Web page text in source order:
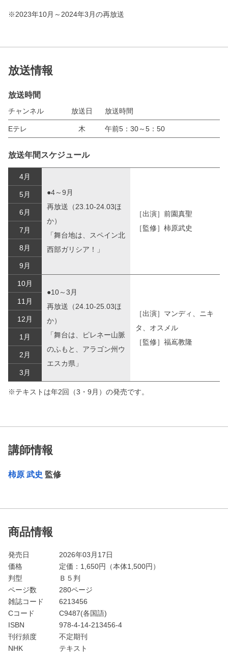
※2023年10月～2024年3月の再放送
放送情報
放送時間
チャンネル 放送日 放送時間
Eテレ 木 午前5：30～5：50
放送年間スケジュール
4月
●4～9月
再放送（23.10-24.03ほ
か）
「舞台地は、スペイン北
西部ガリシア！」
［出演］前園真聖
［監修］柿原武史
5月
6月
7月
8月
9月
10月
●10～3月
再放送（24.10-25.03ほ
か）
「舞台は、ピレネー山脈
のふもと、アラゴン州ウ
エスカ県」
［出演］マンディ、ニキ
タ、オスメル
［監修］福嶌教隆
11月
12月
1月
2月
3月
※テキストは年2回（3・9月）の発売です。
講師情報
柿原 武史 監修
商品情報
発売日
2026年03月17日
価格
定価： 1,650円（本体1,500円）
判型
Ｂ５判
ページ数
280ページ
雑誌コード
6213456
Cコード
C9487(各国語)
ISBN
978-4-14-213456-4
刊行頻度
不定期刊
NHK
テキスト